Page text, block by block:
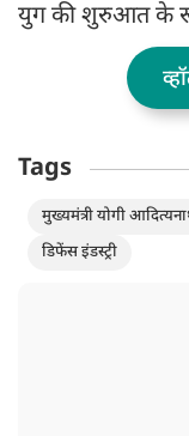
युग की शुरुआत के
Tags
मुख्यमंत्री योगी
डिफेंस इंडस्ट्री